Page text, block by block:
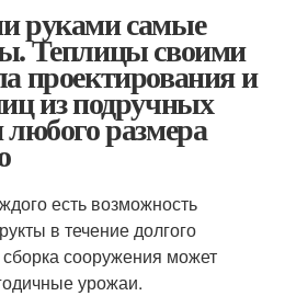
руками самые
Теплицы своими
проектирования и
из подручных
размера
есть возможность
в течение долгого
сооружения может
урожаи.